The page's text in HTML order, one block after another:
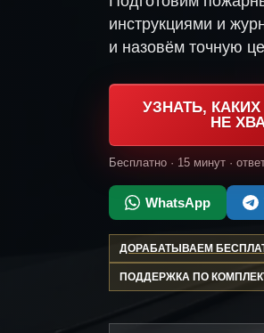
инструкциями и
и назовём точную
УЗНАТЬ,
НЕ
Бесплатно · 15 минут ·
WhatsApp
ДОРАБАТЫВАЕМ
ПОДДЕРЖКА ПО